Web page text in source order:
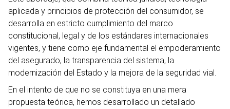
aplicada y principios de protección del consumidor, se
desarrolla en estricto cumplimiento del marco
constitucional, legal y de los estándares internacionales
vigentes, y tiene como eje fundamental el empoderamiento
del asegurado, la transparencia del sistema, la
modernización del Estado y la mejora de la seguridad vial.
En el intento de que no se constituya en una mera
propuesta teórica, hemos desarrollado un detallado